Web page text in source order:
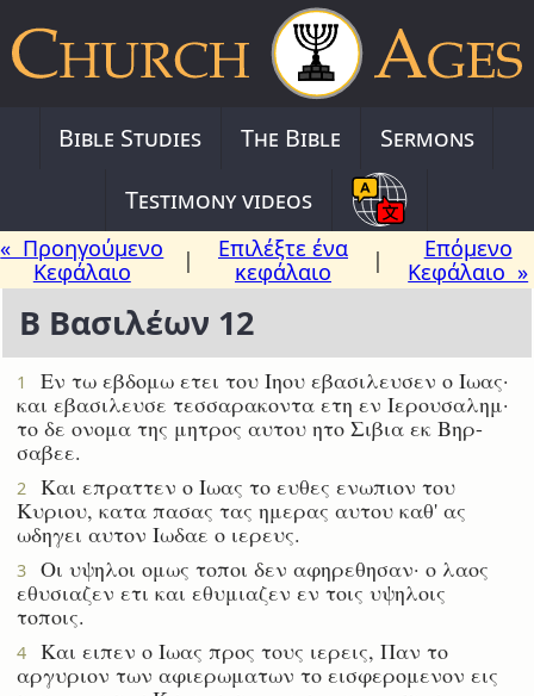
Bible Studies The Bible
Sermons
Testimony videos
« Προηγούμενο
Κεφάλαιο
|
Επιλέξτε ένα
κεφάλαιο
|
Επόμενο
Κεφάλαιο »
Β Βασιλέων 12
1
Εν τω εβδομω ετει του Ιηου εβασιλευσεν ο Ιωας·
και εβασιλευσε τεσσαρακοντα ετη εν Ιερουσαλημ·
το δε ονομα της μητρος αυτου ητο Σιβια εκ Βηρ-
σαβεε.
2
Και επραττεν ο Ιωας το ευθες ενωπιον του
Κυριου, κατα πασας τας ημερας αυτου καθ' ας
ωδηγει αυτον Ιωδαε ο ιερευς.
3
Οι υψηλοι ομως τοποι δεν αφηρεθησαν· ο λαος
εθυσιαζεν ετι και εθυμιαζεν εν τοις υψηλοις
τοποις.
4
Και ειπεν ο Ιωας προς τους ιερεις, Παν το
αργυριον των αφιερωματων το εισφερομενον εις